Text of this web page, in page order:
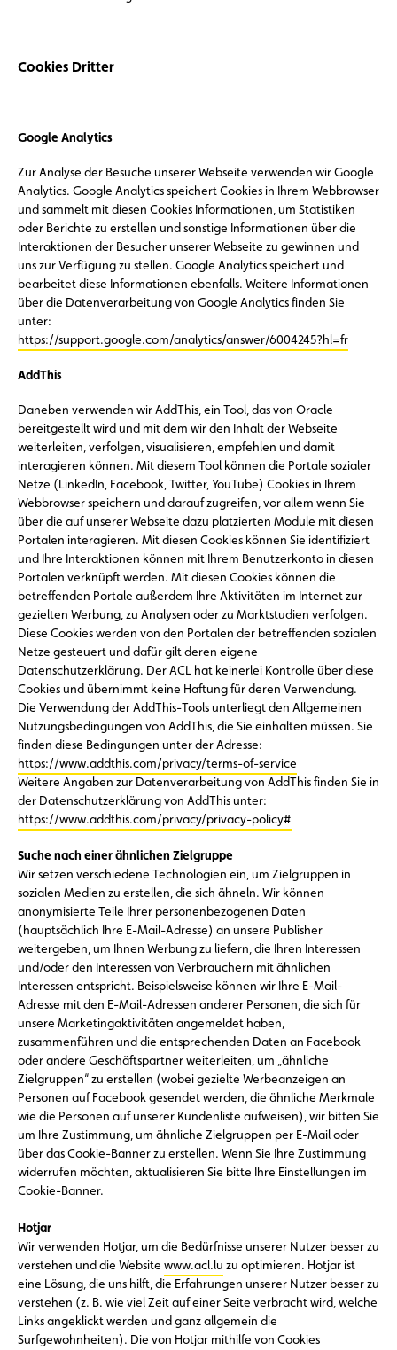
Cookies Dritter
Google Analytics
Zur Analyse der Besuche unserer Webseite verwenden wir Google
Analytics. Google Analytics speichert Cookies in Ihrem Webbrowser
und sammelt mit diesen Cookies Informationen, um Statistiken
oder Berichte zu erstellen und sonstige Informationen über die
Interaktionen der Besucher unserer Webseite zu gewinnen und
uns zur Verfügung zu stellen. Google Analytics speichert und
bearbeitet diese Informationen ebenfalls. Weitere Informationen
über die Datenverarbeitung von Google Analytics finden Sie
unter:
https://support.google.com/analytics/answer/6004245?hl=fr
AddThis
Daneben verwenden wir AddThis, ein Tool, das von Oracle
bereitgestellt wird und mit dem wir den Inhalt der Webseite
weiterleiten, verfolgen, visualisieren, empfehlen und damit
interagieren können. Mit diesem Tool können die Portale sozialer
Netze (LinkedIn, Facebook, Twitter, YouTube) Cookies in Ihrem
Webbrowser speichern und darauf zugreifen, vor allem wenn Sie
über die auf unserer Webseite dazu platzierten Module mit diesen
Portalen interagieren. Mit diesen Cookies können Sie identifiziert
und Ihre Interaktionen können mit Ihrem Benutzerkonto in diesen
Portalen verknüpft werden. Mit diesen Cookies können die
betreffenden Portale außerdem Ihre Aktivitäten im Internet zur
gezielten Werbung, zu Analysen oder zu Marktstudien verfolgen.
Diese Cookies werden von den Portalen der betreffenden sozialen
Netze gesteuert und dafür gilt deren eigene
Datenschutzerklärung. Der ACL hat keinerlei Kontrolle über diese
Cookies und übernimmt keine Haftung für deren Verwendung.
Die Verwendung der AddThis-Tools unterliegt den Allgemeinen
Nutzungsbedingungen von AddThis, die Sie einhalten müssen. Sie
finden diese Bedingungen unter der Adresse:
https://www.addthis.com/privacy/terms-of-service
Weitere Angaben zur Datenverarbeitung von AddThis finden Sie in
der Datenschutzerklärung von AddThis unter:
https://www.addthis.com/privacy/privacy-policy#
Suche nach einer ähnlichen Zielgruppe
Wir setzen verschiedene Technologien ein, um Zielgruppen in
sozialen Medien zu erstellen, die sich ähneln. Wir können
anonymisierte Teile Ihrer personenbezogenen Daten
(hauptsächlich Ihre E-Mail-Adresse) an unsere Publisher
weitergeben, um Ihnen Werbung zu liefern, die Ihren Interessen
und/oder den Interessen von Verbrauchern mit ähnlichen
Interessen entspricht. Beispielsweise können wir Ihre E-Mail-
Adresse mit den E-Mail-Adressen anderer Personen, die sich für
unsere Marketingaktivitäten angemeldet haben,
zusammenführen und die entsprechenden Daten an Facebook
oder andere Geschäftspartner weiterleiten, um „ähnliche
Zielgruppen“ zu erstellen (wobei gezielte Werbeanzeigen an
Personen auf Facebook gesendet werden, die ähnliche Merkmale
wie die Personen auf unserer Kundenliste aufweisen), wir bitten Sie
um Ihre Zustimmung, um ähnliche Zielgruppen per E-Mail oder
über das Cookie-Banner zu erstellen. Wenn Sie Ihre Zustimmung
widerrufen möchten, aktualisieren Sie bitte Ihre Einstellungen im
Cookie-Banner.
Hotjar
Wir verwenden Hotjar, um die Bedürfnisse unserer Nutzer besser zu
verstehen und die Website www.acl.lu zu optimieren. Hotjar ist
eine Lösung, die uns hilft, die Erfahrungen unserer Nutzer besser zu
verstehen (z. B. wie viel Zeit auf einer Seite verbracht wird, welche
Links angeklickt werden und ganz allgemein die
Surfgewohnheiten). Die von Hotjar mithilfe von Cookies